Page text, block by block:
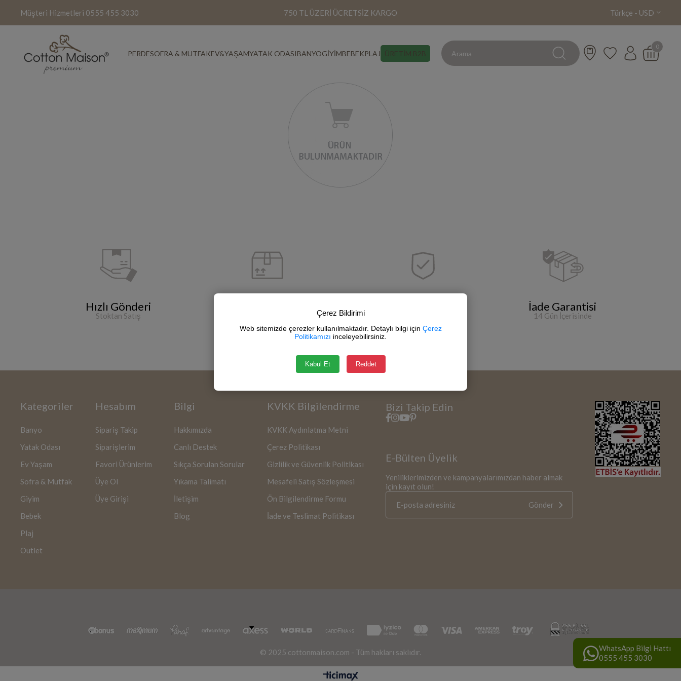
Müşteri Hizmetleri 0555 455 3030 750 TL ÜZERİ ÜCRETSİZ KARGO Türkçe - USD
PERDESOFRA & MUTFAKEV&YAŞAMYATAK ODASIBANYOGİYİMBEBEKPLAJ ÜRETİM B2B
0
Hızlı Gönderi
Stoktan Satış 750 TL ve Üzeri Alışverişlerde
İade Garantisi
14 Gün İçerisinde
Kategoriler
Banyo
Yatak Odası
Ev Yaşam
Sofra & Mutfak
Giyim
Bebek
Plaj
Outlet
Hesabım
Sipariş Takip
Siparişlerim
Favori Ürünlerim
Üye Ol
Üye Girişi
Bilgi
Hakkımızda
Canlı Destek
Sıkça Sorulan Sorular
Yıkama Talimatı
İletişim
Blog
KVKK Bilgilendirme
KVKK Aydınlatma Metni
Çerez Politikası
Gizlilik ve Güvenlik Politikası
Mesafeli Satış Sözleşmesi
Ön Bilgilendirme Formu
İade ve Teslimat Politikası
Bizi Takip Edin
E-Bülten Üyelik
Yeniliklerimizden ve kampanyalarımızdan haber almak
için kayıt olun!
Gönder
© 2025 cottonmaison.com - Tüm hakları saklıdır.
WhatsApp Bilgi Hattı
0555 455 3030
Çerez Bildirimi
Web sitemizde çerezler kullanılmaktadır. Detaylı bilgi için Çerez
Politikamızı inceleyebilirsiniz.
Kabul Et Reddet